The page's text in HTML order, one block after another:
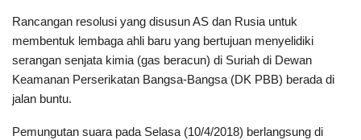
Rancangan resolusi yang disusun AS dan Rusia untuk
membentuk lembaga ahli baru yang bertujuan menyelidiki
serangan senjata kimia (gas beracun) di Suriah di Dewan
Keamanan Perserikatan Bangsa-Bangsa (DK PBB) berada di
jalan buntu.
Pemungutan suara pada Selasa (10/4/2018) berlangsung di